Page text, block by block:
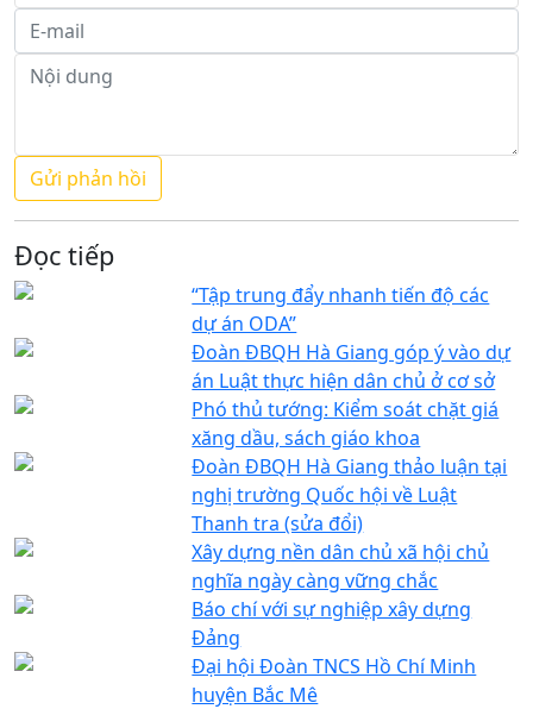
Đọc tiếp
“Tập trung đẩy nhanh tiến độ các
dự án ODA”
Đoàn ĐBQH Hà Giang góp ý vào dự
án Luật thực hiện dân chủ ở cơ sở
Phó thủ tướng: Kiểm soát chặt giá
xăng dầu, sách giáo khoa
Đoàn ĐBQH Hà Giang thảo luận tại
nghị trường Quốc hội về Luật
Thanh tra (sửa đổi)
Xây dựng nền dân chủ xã hội chủ
nghĩa ngày càng vững chắc
Báo chí với sự nghiệp xây dựng
Đảng
Đại hội Đoàn TNCS Hồ Chí Minh
huyện Bắc Mê